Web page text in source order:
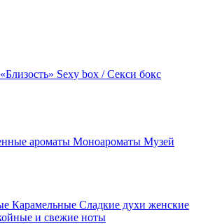
Sexy box / Секси бокс
ароматы Моноароматы Музей
Карамельные Сладкие духи женские
и свежие ноты